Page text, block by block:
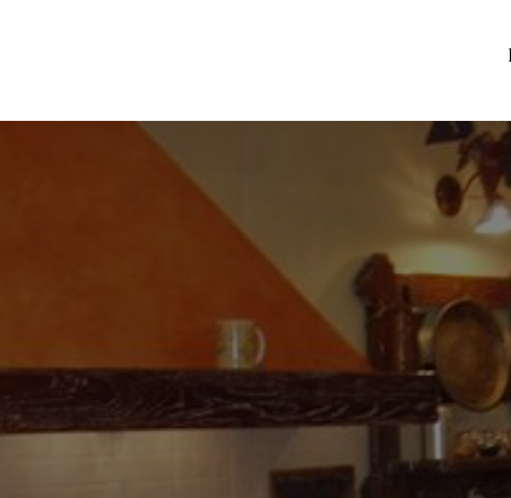
Home
Prodotti
Azienda
Contatti